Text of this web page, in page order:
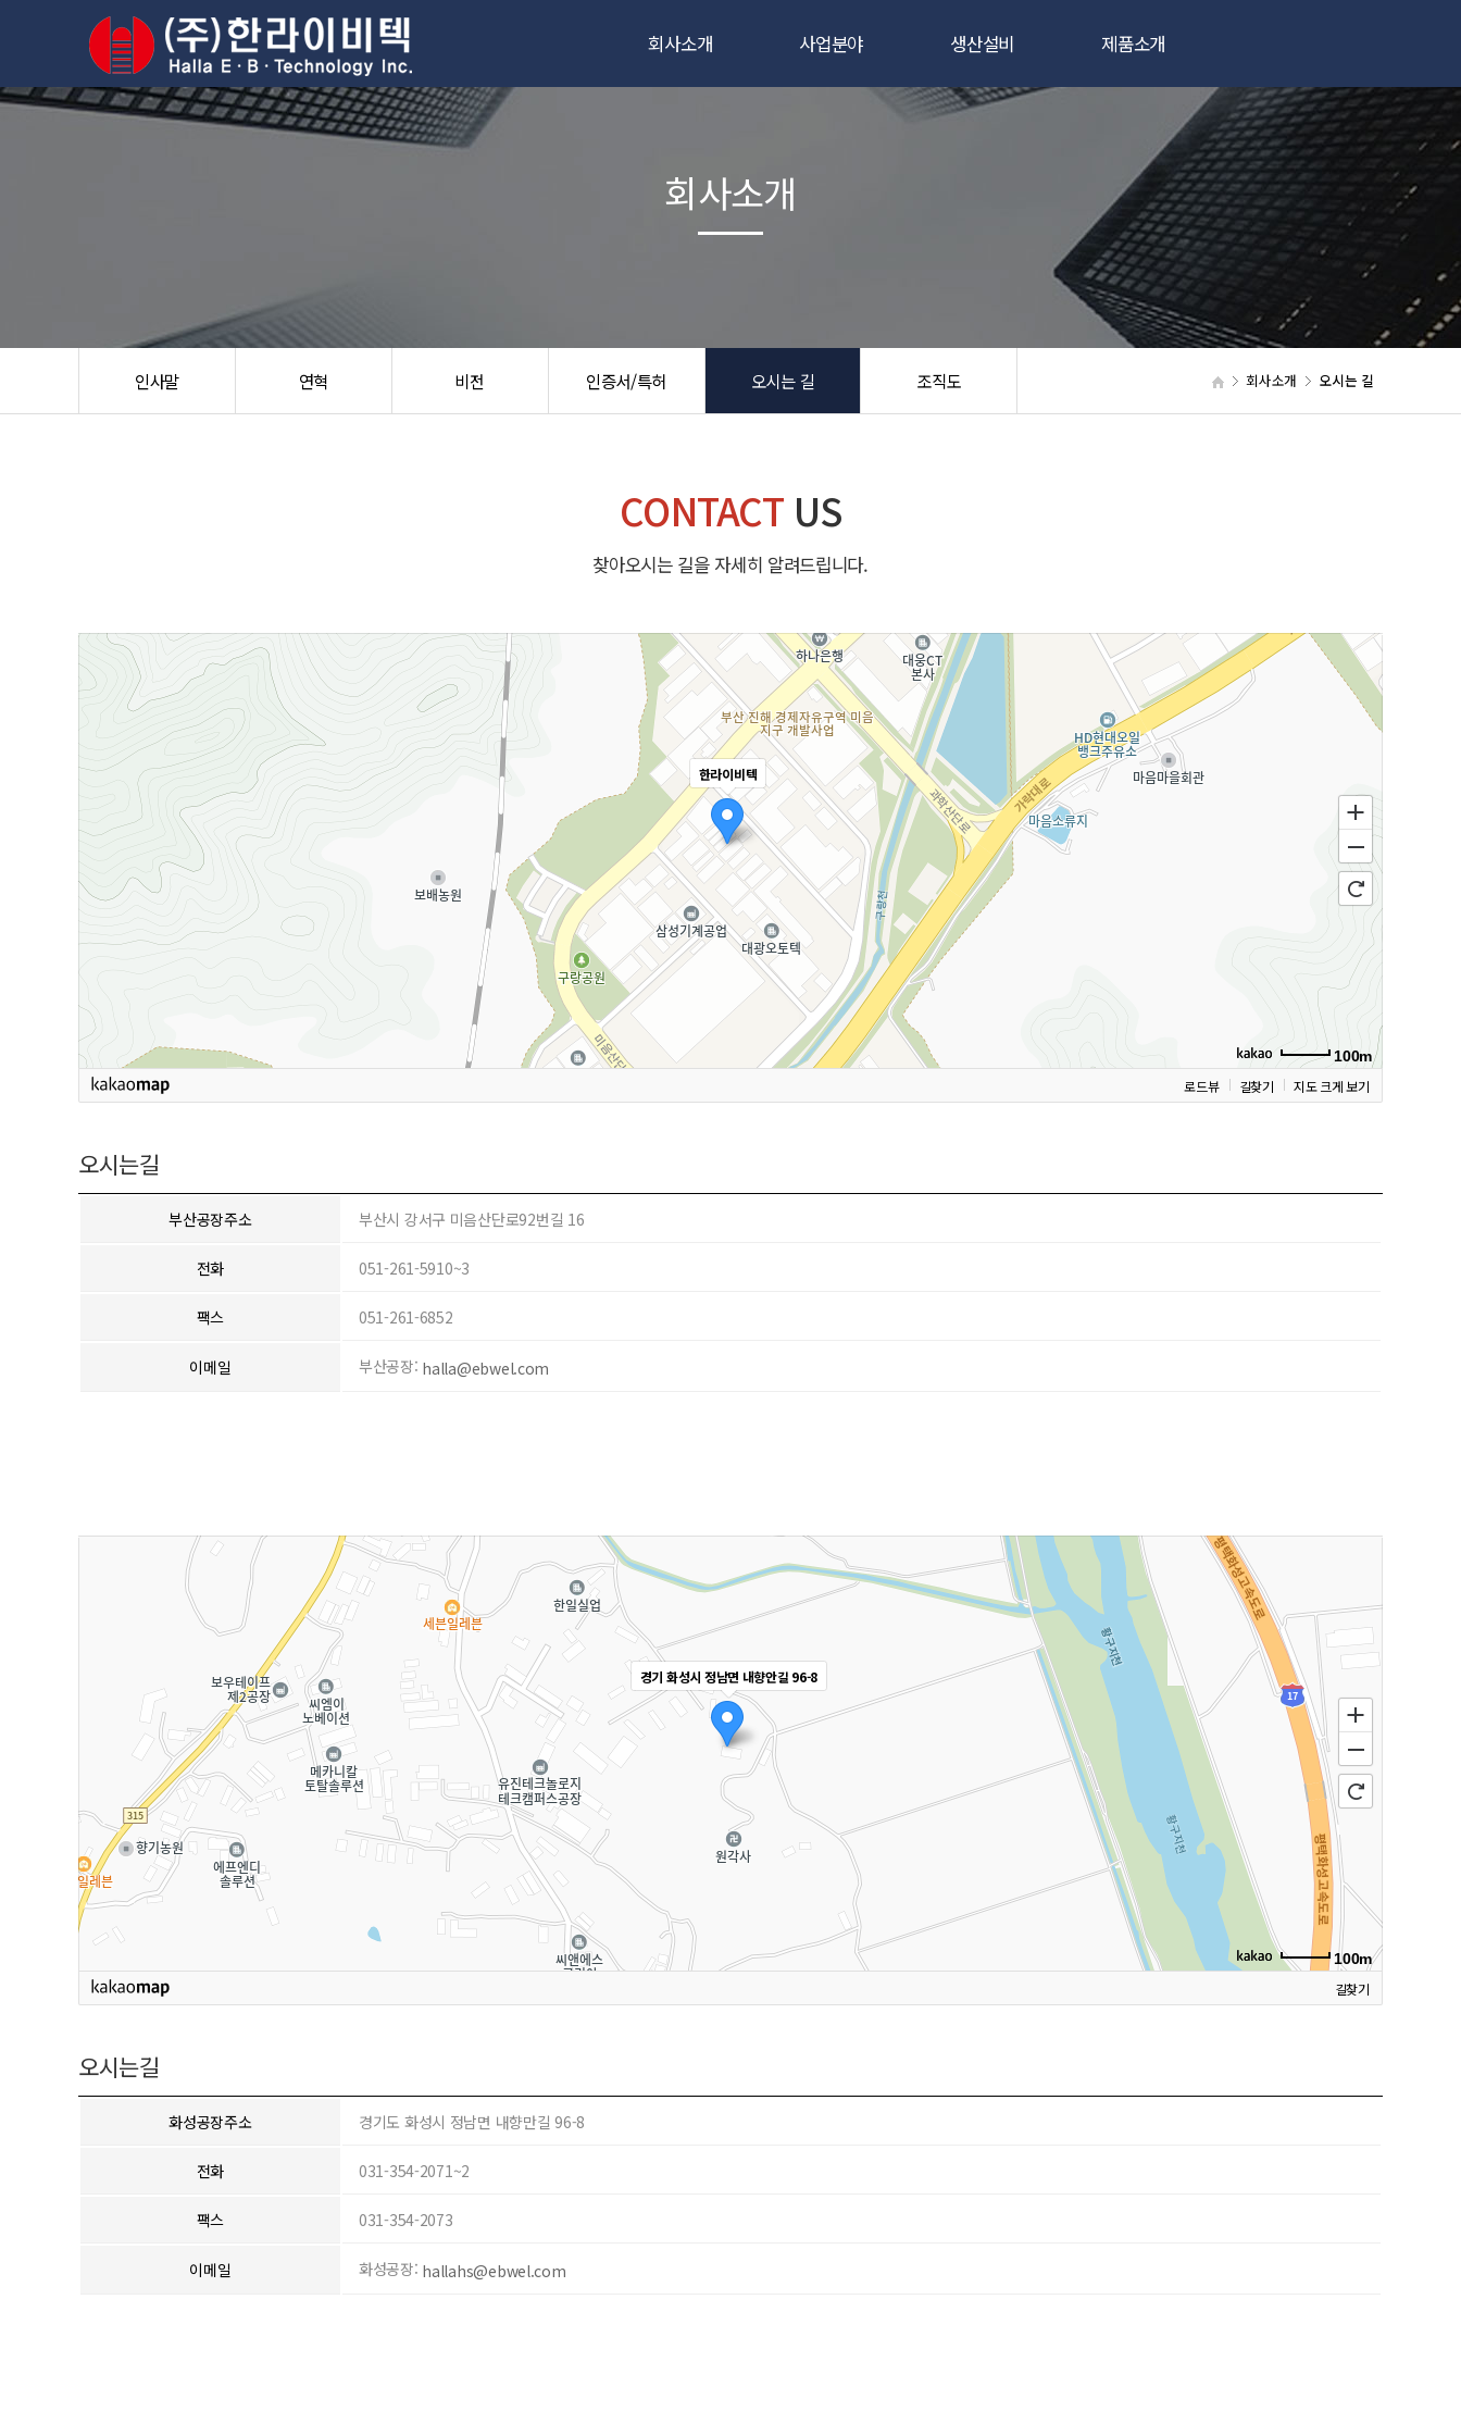
회사소개
비전
사업분야 생산설비
전자빔용접기
제품소개
핵융합/원자력설비
기타제품
인사말 연혁 비전 인증서/특허 오시는 길 조직도 회사소개 오시는 길
회사소개
CONTACT US
찾아오시는 길을 자세히 알려드립니다.
한라이비텍
100m
로드뷰 길찾기 지도 크게 보기
오시는길
부산공장주소 부산시 강서구 미음산단로92번길 16
전화 051-261-5910~3
팩스 051-261-6852
이메일 부산공장: halla@ebwel.com
경기 화성시 정남면 내향안길 96-8
100m
길찾기
오시는길
화성공장주소 경기도 화성시 정남면 내향만길 96-8
전화 031-354-2071~2
팩스 031-354-2073
이메일 화성공장: hallahs@ebwel.com